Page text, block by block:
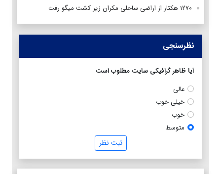
۱۲۷۰ هکتار از اراضی ساحلی مکران زیر کشت میگو رفت
نظرسنجی
آیا ظاهر گرافیکی سایت مطلوب است
عالی
خیلی خوب
خوب
متوسط
ثبت نظر